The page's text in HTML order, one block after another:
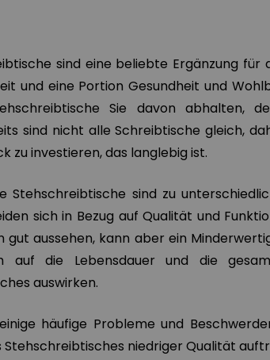
sind eine beliebte Ergänzung für
und eine Portion Gesundheit und
Sie davon abhalten,
sind nicht alle Schreibtische gleich,
zu investieren, das langlebig ist.
Stehschreibtische sind zu
sich in Bezug auf Qualität und
gut aussehen, kann aber ein
auf die Lebensdauer und die
auswirken.
häufige Probleme und
Stehschreibtisches niedriger Qualität